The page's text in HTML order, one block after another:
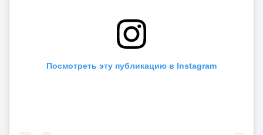
Посмотреть эту публикацию в Instagram